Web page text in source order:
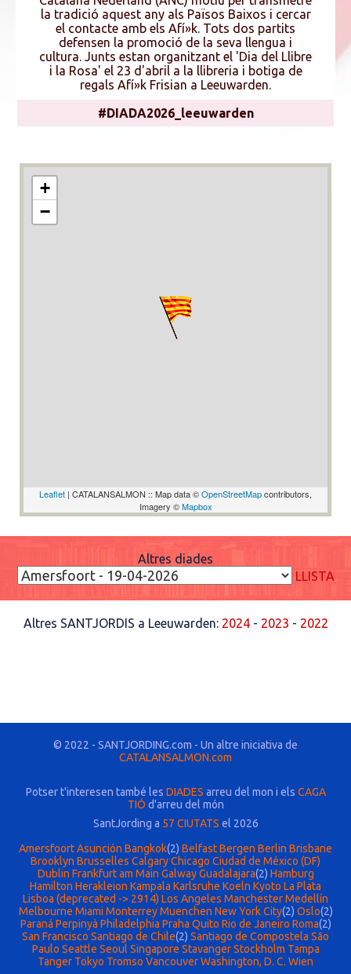
la tradició aquest any als Països Baixos i cercar
el contacte amb els Afí»k. Tots dos partits
defensen la promoció de la seva llengua i
cultura. Junts estan organitzant el 'Dia del Llibre
i la Rosa' el 23 d'abril a la llibreria i botiga de
regals Afí»k Frisian a Leeuwarden.
#DIADA2026_leeuwarden
+
−
Leaflet | CATALANSALMON :: Map data ©OpenStreetMapcontributors,
Imagery ©Mapbox
Altres diades
LLISTA
Altres SANTJORDIS a Leeuwarden: 2024- 2023 - 2022
© 2022 - SANTJORDING.com - Un altre iniciativa de
CATALANSALMON.com
Potser t'interesen també les DIADES arreu del mon i els CAGA
TIÓ d'arreu del món
SantJording a 57 CIUTATS el 2026
AmersfoortAsunción Bangkok(2) BelfastBergen Berlin Brisbane
Brooklyn Brusselles CalgaryChicago Ciudad de México (DF)
Dublin Frankfurt am Main Galway Guadalajara(2) Hamburg
Hamilton Herakleion Kampala Karlsruhe Koeln Kyoto La Plata
Lisboa (deprecated -> 2914) Los Angeles ManchesterMedellín
Melbourne Miami Monterrey Muenchen New York City(2) Oslo(2)
Paraná Perpinyà Philadelphia Praha Quito Rio de Janeiro Roma(2)
San Francisco Santiago de Chile(2) Santiago de Compostela São
Paulo Seattle Seoul Singapore Stavanger Stockholm Tampa
Tanger Tokyo Tromso VancouverWashington, D. C. Wien